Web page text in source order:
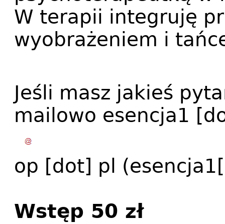
W terapii integruję
wyobrażeniem i
Jeśli masz jakieś
mailowo esencja1
op [dot] pl
Wstęp 50 zł